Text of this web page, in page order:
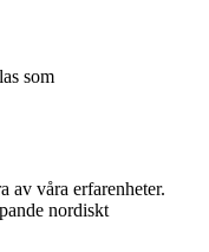
som
av våra erfarenheter.
nordiskt